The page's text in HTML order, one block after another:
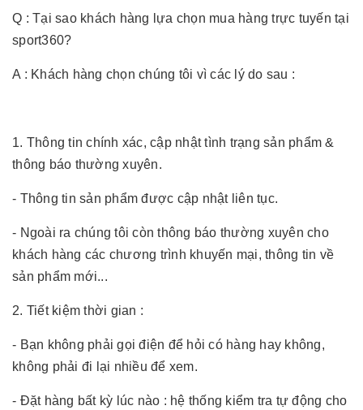
Q : Tại sao khách hàng lựa chọn mua hàng trực tuyến tại
sport360?
A : Khách hàng chọn chúng tôi vì các lý do sau :
1. Thông tin chính xác, cập nhật tình trạng sản phẩm &
thông báo thường xuyên.
- Thông tin sản phẩm được cập nhật liên tục.
- Ngoài ra chúng tôi còn thông báo thường xuyên cho
khách hàng các chương trình khuyến mại, thông tin về
sản phẩm mới...
2. Tiết kiệm thời gian :
- Bạn không phải gọi điện để hỏi có hàng hay không,
không phải đi lại nhiều để xem.
- Đặt hàng bất kỳ lúc nào : hệ thống kiểm tra tự động cho